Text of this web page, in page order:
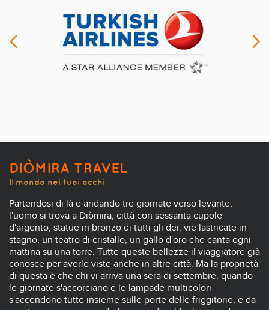
DIÒMIRA TRAVEL
Il mondo nei tuoi occhi
Partendosi di là e andando tre giornate verso levante,
l'uomo si trova a Diòmira, città con sessanta cupole
d'argento, statue in bronzo di tutti gli dei, vie lastricate in
stagno, un teatro di cristallo, un gallo d'oro che canta ogni
mattina su una torre. Tutte queste bellezze il viaggiatore già
conosce per averle viste anche in altre città. Ma la proprietà
di questa è che chi vi arriva una sera di settembre, quando
le giornate s'accorciano e le lampade multicolori
s'accendono tutte insieme sulle porte delle friggitorie, e da